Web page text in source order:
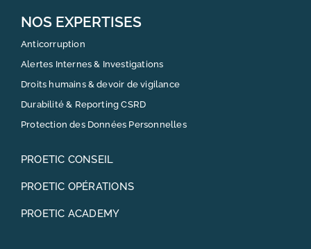
NOS EXPERTISES
Anticorruption
Alertes Internes & Investigations
Droits humains & devoir de vigilance
Durabilité & Reporting CSRD
Protection des Données Personnelles
PROETIC CONSEIL
PROETIC OPÉRATIONS
PROETIC ACADEMY